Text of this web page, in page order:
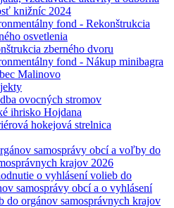
knižníc 2024
fond - Rekonštrukcia
osvetlenia
zberného dvoru
fond - Nákup minibagra
Malinovo
ovocných stromov
ihrisko Hojdana
hokejová strelnica
samosprávy obcí a voľby do
krajov 2026
o vyhlásení volieb do
samosprávy obcí a o vyhlásení
do orgánov samosprávnych krajov